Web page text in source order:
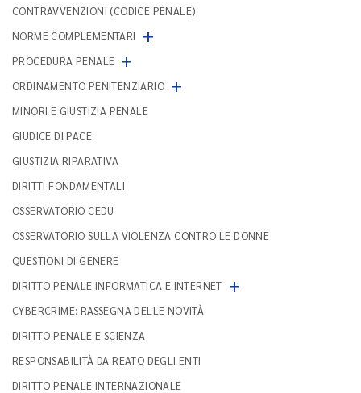
CONTRAVVENZIONI (CODICE PENALE)
NORME COMPLEMENTARI
+
PROCEDURA PENALE +
ORDINAMENTO PENITENZIARIO +
MINORI E GIUSTIZIA PENALE
GIUDICE DI PACE
GIUSTIZIA RIPARATIVA
DIRITTI FONDAMENTALI
OSSERVATORIO CEDU
OSSERVATORIO SULLA VIOLENZA CONTRO LE DONNE
QUESTIONI DI GENERE
DIRITTO PENALE INFORMATICA E INTERNET +
CYBERCRIME: RASSEGNA DELLE NOVITÀ
DIRITTO PENALE E SCIENZA
RESPONSABILITÀ DA REATO DEGLI ENTI
DIRITTO PENALE INTERNAZIONALE